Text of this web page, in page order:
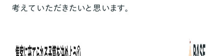
考えていただきたいと思います。